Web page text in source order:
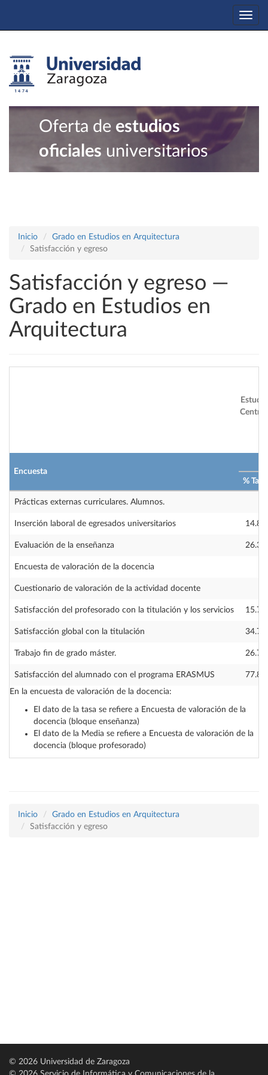
Oferta de estudios
oficiales universitarios
Inicio
Grado en Estudios en Arquitectura
Satisfacción y egreso
Satisfacción y egreso —
Grado en Estudios en
Arquitectura
Centro:
Encuesta
% Tasa
Prácticas externas curriculares. Alumnos.
Inserción laboral de egresados universitarios 14.81
Evaluación de la enseñanza 26.34
Encuesta de valoración de la docencia
Cuestionario de valoración de la actividad docente
Satisfacción del profesorado con la titulación y los servicios 15.70
Satisfacción global con la titulación 34.70
Trabajo fin de grado máster. 26.70
Satisfacción del alumnado con el programa ERASMUS
77.80
En la encuesta de valoración de la docencia:
El dato de la tasa se refiere a Encuesta de valoración de la
docencia (bloque enseñanza)
El dato de la Media se refiere a Encuesta de valoración de la
docencia (bloque profesorado)
Inicio
Grado en Estudios en Arquitectura
Satisfacción y egreso
© 2026 Universidad de Zaragoza